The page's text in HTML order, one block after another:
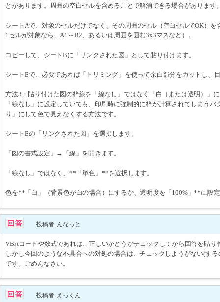
とがあります。周囲の空白セルを含めることで解消できる場合があります
シートAで、対象のセルだけでなく、その周囲のセル（空白セルでOK）
1セルが対象なら、A1～B2、あるいは周囲を囲む3x3マスなど）。
コピーして、シートBに「リンクされた図」として貼り付けます。
シートBで、必要であれば「トリミング」を使って余白部分をカットし、
方法3：貼り付けた図の枠線を「線なし」ではなく「白（または透明）」
「線なし」に設定していても、印刷時に強制的に枠が計算されてしまう
り」にして色で見えなくする方法です。
シートBの「リンクされた図」を選択します。
「図の書式設定」→「線」を開きます。
「線なし」ではなく、**「単色」**を選択します。
色を**「白」（背景色が白の場合）にするか、透明度を「100%」**に設
投稿者: んなっと
VBAコードや数式であれば、正しいかどうかチェックしてから回答を貼り
しかし今回のような不具合への対処の場合は、チェックしようがない(す
です。ごめんなさい。
投稿者: えっくん